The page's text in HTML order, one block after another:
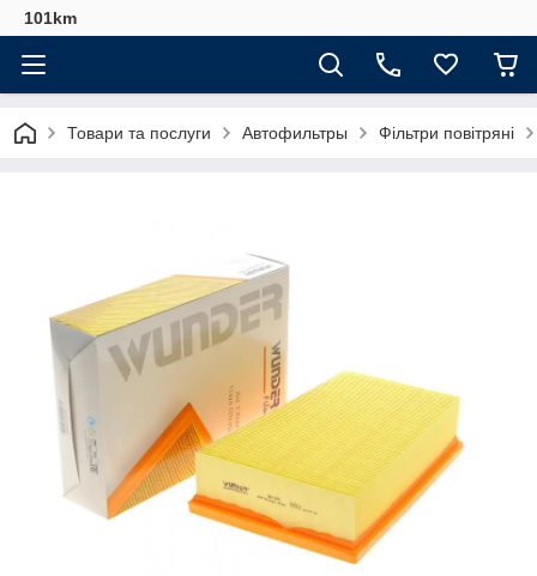
101km
Товари та послуги Автофильтры Фільтри повітряні